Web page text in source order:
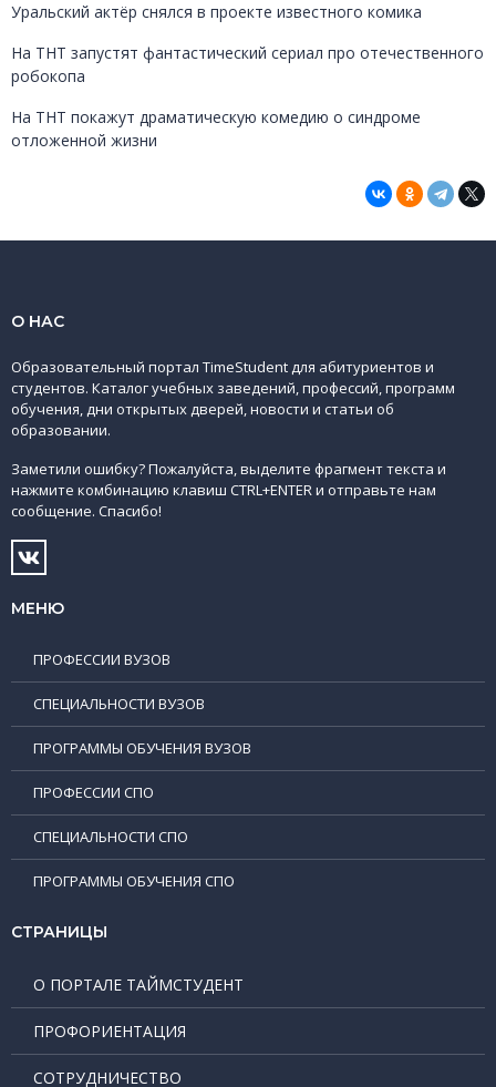
Уральский актёр снялся в проекте известного комика
На ТНТ запустят фантастический сериал про отечественного
робокопа
На ТНТ покажут драматическую комедию о синдроме
отложенной жизни
О НАС
Образовательный портал TimeStudent для абитуриентов и
студентов. Каталог учебных заведений, профессий, программ
обучения, дни открытых дверей, новости и статьи об
образовании.
Заметили ошибку? Пожалуйста, выделите фрагмент текста и
нажмите комбинацию клавиш CTRL+ENTER и отправьте нам
сообщение. Спасибо!
МЕНЮ
ПРОФЕССИИ ВУЗОВ
СПЕЦИАЛЬНОСТИ ВУЗОВ
ПРОГРАММЫ ОБУЧЕНИЯ ВУЗОВ
ПРОФЕССИИ СПО
СПЕЦИАЛЬНОСТИ СПО
ПРОГРАММЫ ОБУЧЕНИЯ СПО
СТРАНИЦЫ
О ПОРТАЛЕ ТАЙМСТУДЕНТ
ПРОФОРИЕНТАЦИЯ
СОТРУДНИЧЕСТВО